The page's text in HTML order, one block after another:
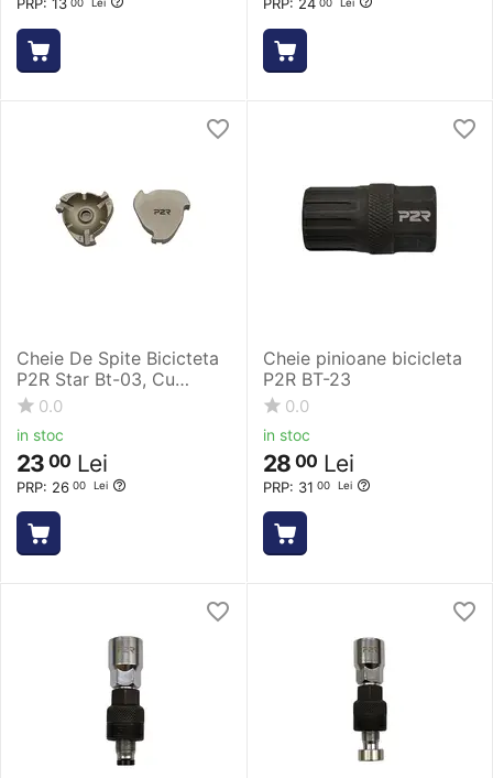
00 Lei 00 Lei
Cheie De Spite Bicicteta
P2R Star Bt-03, Cu
Magnet
0.0
in stoc
PRP: 26 00 Lei
23 00 Lei
Cheie pinioane bicicleta
P2R BT-23
0.0
in stoc
PRP: 31 00 Lei
28 00 Lei